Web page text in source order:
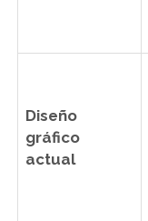
Diseño
gráfico
actual